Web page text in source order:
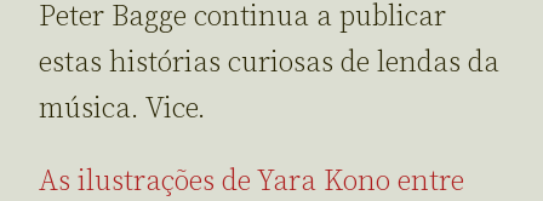
Peter Bagge continua a publicar
estas histórias curiosas de lendas da
música. Vice.
As ilustrações de Yara Kono entre